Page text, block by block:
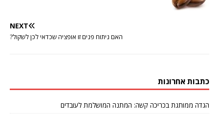
NEXT
האם ניתוח פנים זו אופציה שכדאי לכן לשקול?
כתבות אחרונות
הגדה ממותגת בכריכה קשה: המתנה המושלמת לעובדים